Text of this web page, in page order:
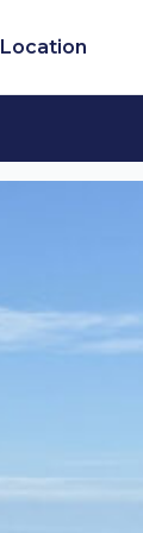
Location